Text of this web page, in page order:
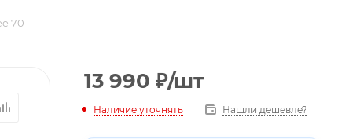
70
13 990 ₽/шт
Наличие уточнять Нашли дешевле?